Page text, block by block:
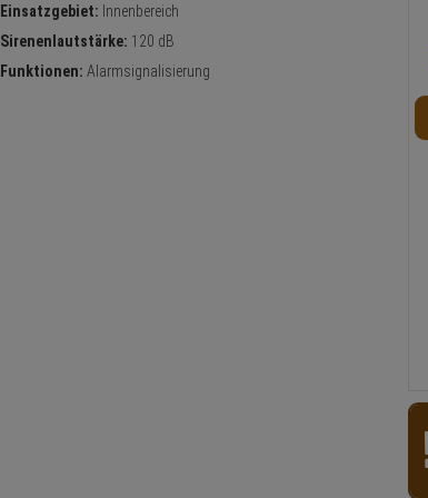
Einsatzgebiet: Innenbereich
Sirenenlautstärke: 120 dB
Funktionen: Alarmsignalisierung